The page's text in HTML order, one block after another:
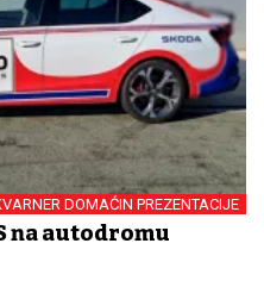
DOMAĆIN PREZENTACIJE
na autodromu